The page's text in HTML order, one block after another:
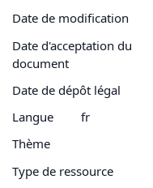
Date de modification
Date d'acceptation du
document
Date de dépôt légal
Langue
fr
Thème
Type de ressource